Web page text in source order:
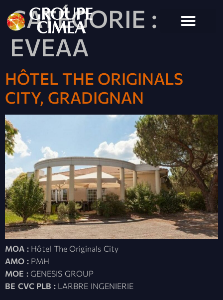
CATÉGORIE :
EVEAA
HÔTEL THE ORIGINALS
CITY, GRADIGNAN
MOA :Hôtel The Originals City
AMO : PMH
MOE :GENESIS GROUP
BE CVC PLB :LARBRE INGENIERIE